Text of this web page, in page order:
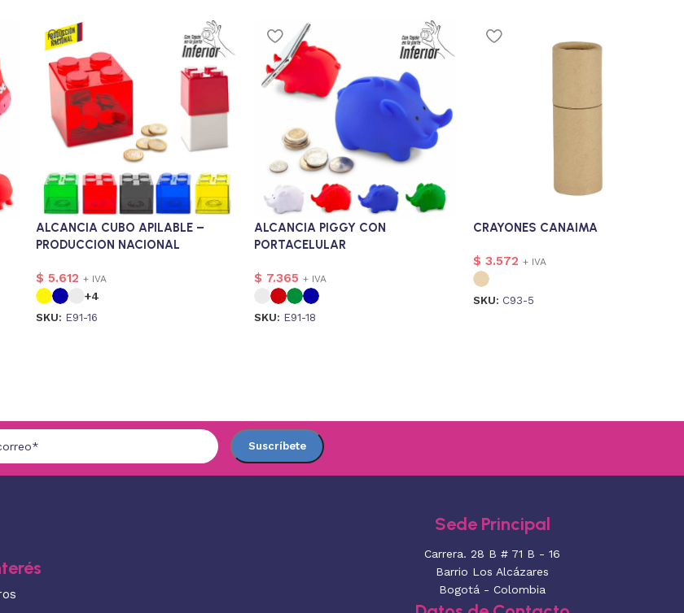
ALCANCIA CUBO APILABLE –
PRODUCCION NACIONAL
$ 5.612 + IVA
+4
SKU: E91-16
ALCANCIA PIGGY CON
PORTACELULAR
$ 7.365 + IVA
SKU: E91-18
CRAYONES CANAIMA
$ 3.572 + IVA
SKU: C93-5
Sede Principal
Carrera. 28 B # 71 B - 16
Barrio Los Alcázares
Bogotá - Colombia